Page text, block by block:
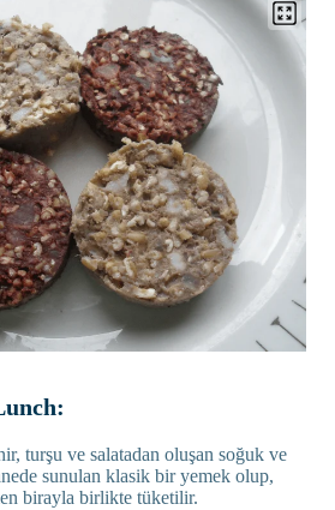
turşu ve salatadan oluşan soğuk ve
sunulan klasik bir yemek olup,
birayla birlikte tüketilir.